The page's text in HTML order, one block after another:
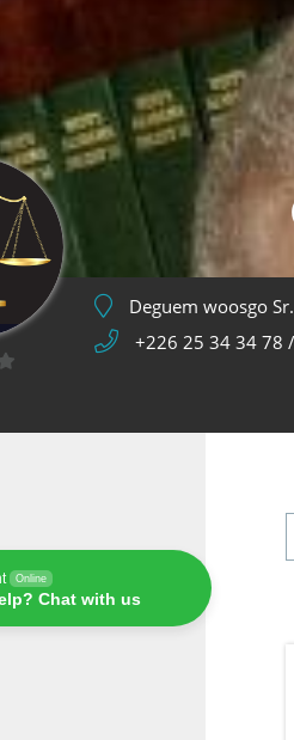
Deguem woosgo
+226 25 34 34 78
Online
Chat with us